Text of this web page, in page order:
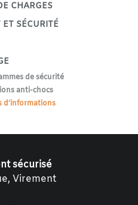
CHARGES
SÉCURITÉ
de sécurité
anti-chocs
d'informations
sécurisé
Virement